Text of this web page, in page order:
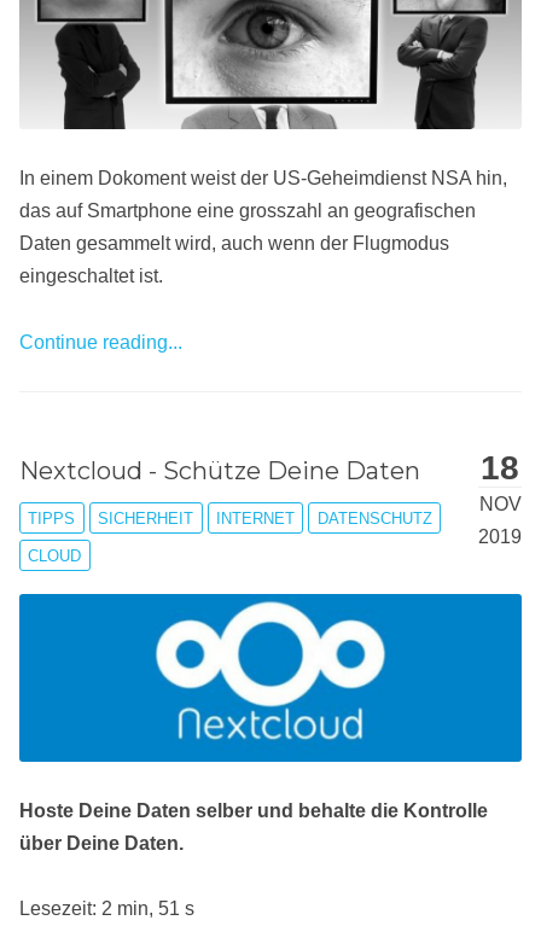
In einem Dokoment weist der US-Geheimdienst NSA hin,
das auf Smartphone eine grosszahl an geografischen
Daten gesammelt wird, auch wenn der Flugmodus
eingeschaltet ist.
Continue reading...
18
NOV
2019
Nextcloud - Schütze Deine Daten
TIPPS SICHERHEIT INTERNET DATENSCHUTZ
CLOUD
Hoste Deine Daten selber und behalte die Kontrolle
über Deine Daten.
Lesezeit: 2 min, 51 s